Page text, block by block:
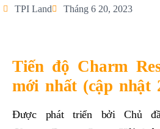
TPI Land Tháng 6 20, 2023
Tiến độ Charm
mới nhất (cập nhật
Được phát triển bởi Chủ